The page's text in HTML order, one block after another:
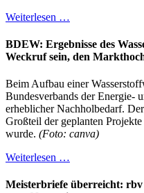
Weiterlesen …
BDEW: Ergebnisse des
Weckruf sein, den
Beim Aufbau einer
Bundesverbands der Energie-
erheblicher Nachholbedarf.
Großteil der geplanten
wurde. (Foto: canva)
Weiterlesen …
Meisterbriefe überreicht: